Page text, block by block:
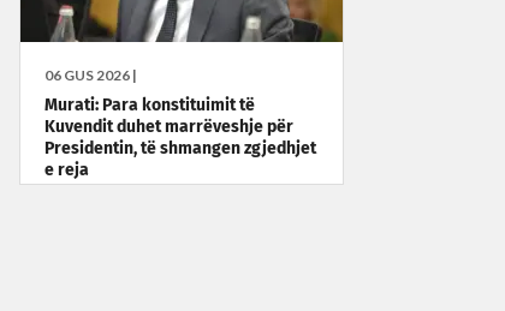
06 GUS 2026 |
Murati: Para konstituimit të
Kuvendit duhet marrëveshje për
Presidentin, të shmangen zgjedhjet
e reja